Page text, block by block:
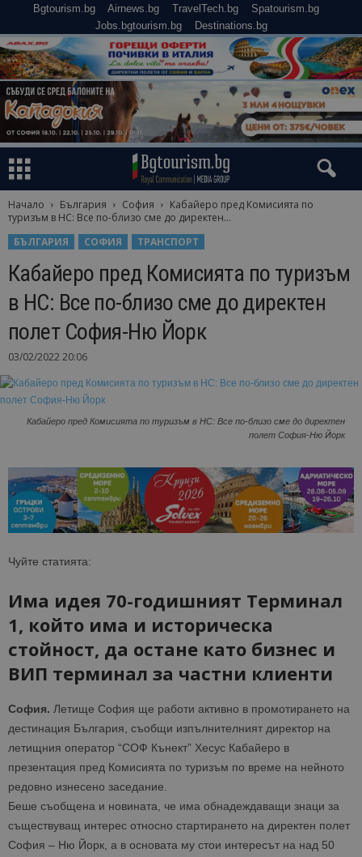
Bgtourism.bg Airnews.bg TravelTech.bg
Spatourism.bg
Jobs.bgtourism.bg
Destinations.bg
Начало България София
Кабайеро пред Комисията по
туризъм в НС: Все по-близо сме до директен...
БЪЛГАРИЯ
СОФИЯ ТРАНСПОРТ
Кабайеро пред Комисията по туризъм
в НС: Все по-близо сме до директен
полет София-Ню Йорк
03/02/2022 20:06
Кабайеро пред Комисията по туризъм в НС: Все по-близо сме до директен
полет София-Ню Йорк
Чуйте статията:
Има идея 70-годишният Терминал
1, който има и историческа
стойност, да остане като бизнес и
ВИП терминал за частни клиенти
София. Летище София ще работи активно в промотирането на
дестинация България, съобщи изпълнителният директор на
летищния оператор “СОФ Кънект” Хесус Кабайеро в
презентация пред Комисията по туризъм по време на нейното
редовно изнесено заседание.
Беше съобщена и новината, че има обнадеждаващи знаци за
съществуващ интерес относно стартирането на директен полет
София – Ню Йорк, а в основата му стои интересът на над 50